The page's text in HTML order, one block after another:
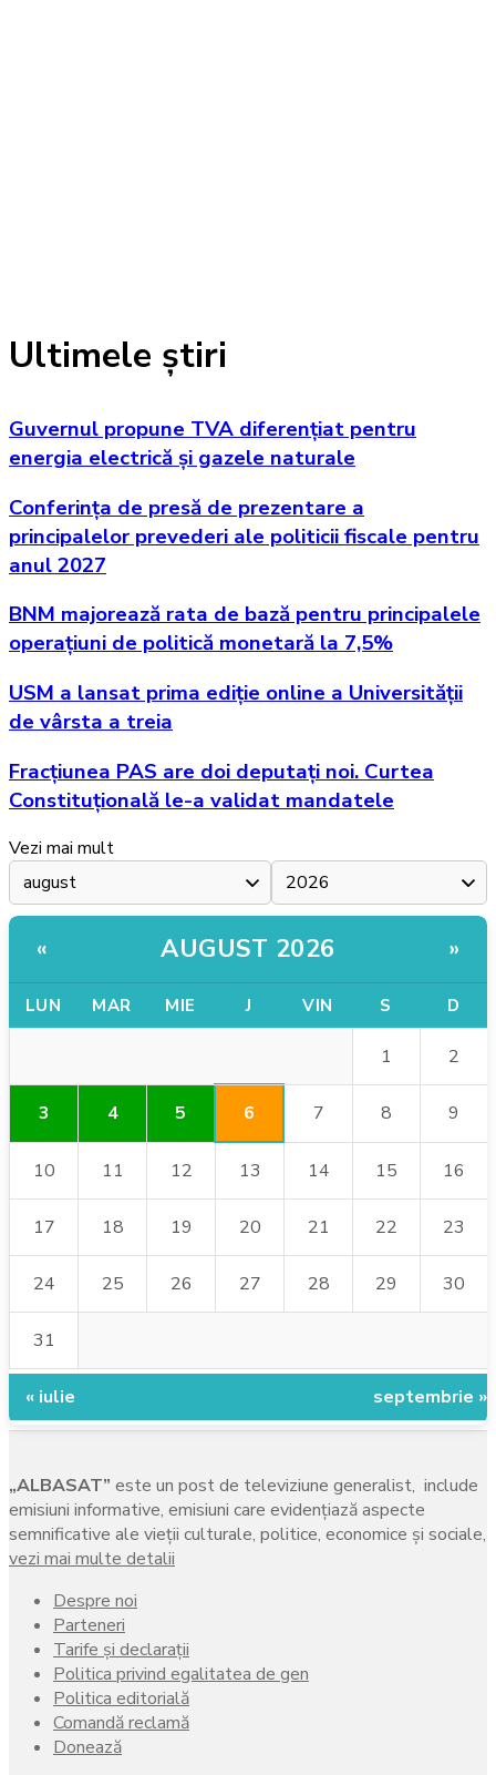
Ultimele știri
Guvernul propune TVA diferențiat pentru
energia electrică și gazele naturale
Conferința de presă de prezentare a
principalelor prevederi ale politicii fiscale pentru
anul 2027
BNM majorează rata de bază pentru principalele
operațiuni de politică monetară la 7,5%
USM a lansat prima ediție online a Universității
de vârsta a treia
Fracțiunea PAS are doi deputați noi. Curtea
Constituțională le-a validat mandatele
Vezi mai mult
« AUGUST 2026 »
LUN MAR MIE J VIN S D
1 2
3 4 5 6 7 8 9
10 11 12 13 14 15 16
17 18 19 20 21 22 23
24 25 26 27 28 29 30
31
« iulie septembrie »
„ALBASAT” este un post de televiziune generalist, include
emisiuni informative, emisiuni care evidenţiază aspecte
semnificative ale vieţii culturale, politice, economice şi sociale,
vezi mai multe detalii
Despre noi
Parteneri
Tarife și declarații
Politica privind egalitatea de gen
Politica editorială
Comandă reclamă
Donează